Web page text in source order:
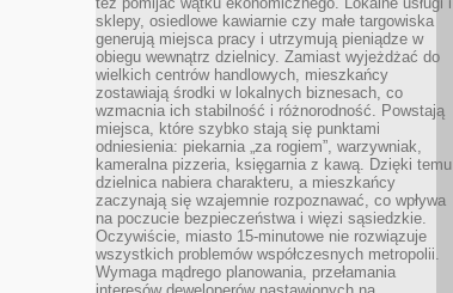
sklepy, osiedlowe kawiarnie czy małe targowiska
generują miejsca pracy i utrzymują pieniądze w
obiegu wewnątrz dzielnicy. Zamiast wyjeżdżać do
wielkich centrów handlowych, mieszkańcy
zostawiają środki w lokalnych biznesach, co
wzmacnia ich stabilność i różnorodność. Powstają
miejsca, które szybko stają się punktami
odniesienia: piekarnia „za rogiem”, warzywniak,
kameralna pizzeria, księgarnia z kawą. Dzięki temu
dzielnica nabiera charakteru, a mieszkańcy
zaczynają się wzajemnie rozpoznawać, co wpływa
na poczucie bezpieczeństwa i więzi sąsiedzkie.
Oczywiście, miasto 15-minutowe nie rozwiązuje
wszystkich problemów współczesnych metropolii.
Wymaga mądrego planowania, przełamania